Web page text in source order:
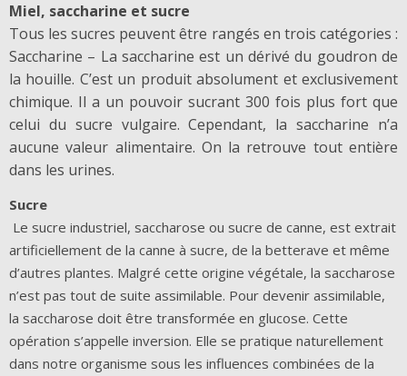
Miel, saccharine et sucre
Tous les sucres peuvent être rangés en trois catégories :
Saccharine – La saccharine est un dérivé du goudron de
la houille. C’est un produit absolument et exclusivement
chimique. Il a un pouvoir sucrant 300 fois plus fort que
celui du sucre vulgaire. Cependant, la saccharine n’a
aucune valeur alimentaire. On la retrouve tout entière
dans les urines.
Sucre
Le sucre industriel, saccharose ou sucre de canne, est extrait
artificiellement de la canne à sucre, de la betterave et même
d’autres plantes. Malgré cette origine végétale, la saccharose
n’est pas tout de suite assimilable. Pour devenir assimilable,
la saccharose doit être transformée en glucose. Cette
opération s’appelle inversion. Elle se pratique naturellement
dans notre organisme sous les influences combinées de la